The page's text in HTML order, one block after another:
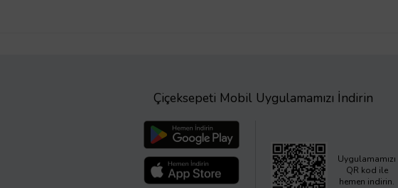
Çiçeksepeti Mobil Uygulamamızı İndirin
Uygulamamızı
QR kod ile
hemen indirin.